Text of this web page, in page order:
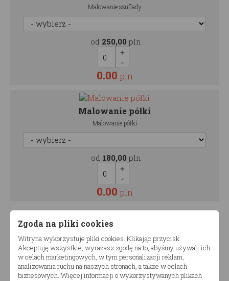
Malowanie szuflady
od 250,00 pln
0.00 pln
Malowanie półki
Malowanie półki
od 180,00 pln
0.00 pln
Cena:1130.00pln
Ilość zestawów
Zgoda na pliki cookies
Witryna wykorzystuje pliki cookies. Klikając przycisk
Akceptuję wszystkie, wyrażasz zgodę na to, abyśmy używali ich
w celach marketingowych, w tym personalizacji reklam,
analizowania ruchu na naszych stronach, a także w celach
biznesowych. Więcej informacji o wykorzystywanych plikach